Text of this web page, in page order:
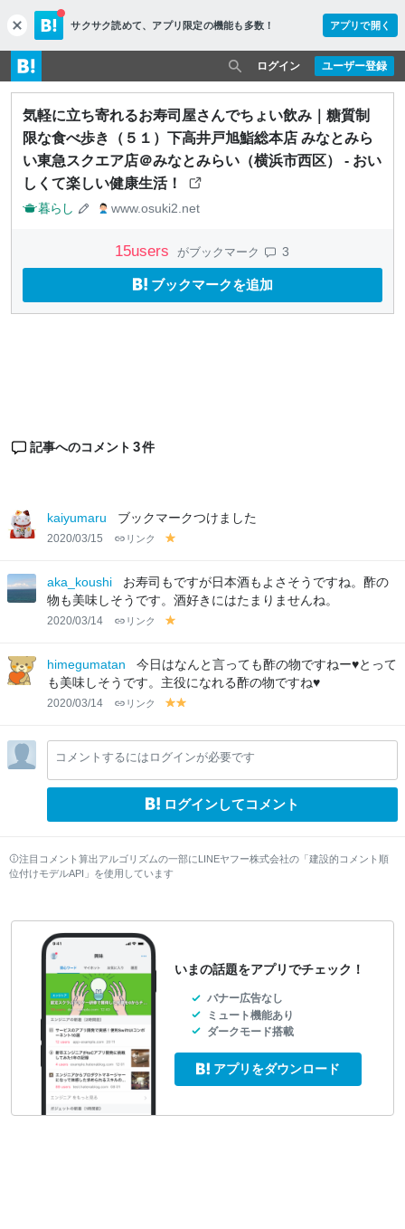
c
l
o
s
e
サクサク読めて、 アプリ限定の機能も多数！ アプリで開く
ユーザー登録
ログイン
気軽に立ち寄れるお寿司屋さんでちょい飲み｜糖質制
限な食べ歩き（５１）下高井戸旭鮨総本店 みなとみら
い東急スクエア店＠みなとみらい（横浜市西区） - おい
しくて楽しい健康生活！
暮らし www.osuki2.net
15users がブックマーク 3
ブックマークを追加
記事へのコメント 3件
kaiyumaru ブックマークつけました
2020/03/15 リンク
lo
w
aka_koushi
お寿司もですが日本酒もよさそうですね。酢の
物も美味しそうです。酒好きにはたまりませんね。
2020/03/14 リンク
lo
w
himegumatan
今日はなんと言っても酢の物ですねー♥とって
も美味しそうです。主役になれる酢の物ですね♥
2020/03/14 リンク
y
lo
w
lo
w
コメントするにはログインが必要です
ログインしてコメント
注目コメント算出アルゴリズムの一部にLINEヤフー株式会社の「建設的コメント順
位付けモデルAPI」を使用しています
いまの話題をアプリでチェック！
バナー広告なし
ミュート機能あり
ダークモード搭載
アプリをダウンロード